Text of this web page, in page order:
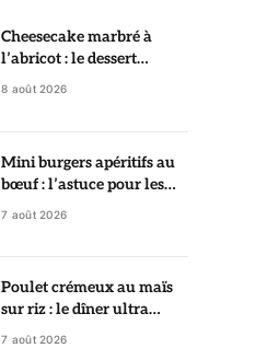
Cheesecake marbré à
l’abricot : le dessert
crémeux qui fait toujours
8 août 2026
Mini burgers apéritifs au
bœuf : l’astuce pour les
garder ultra juteux
7 août 2026
Poulet crémeux au maïs
sur riz : le dîner ultra
gourmand prêt en 35
7 août 2026